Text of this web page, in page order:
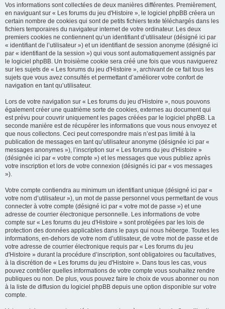
Vos informations sont collectées de deux manières différentes. Premièrement,
en naviguant sur « Les forums du jeu d'Histoire », le logiciel phpBB créera un
certain nombre de cookies qui sont de petits fichiers texte téléchargés dans les
fichiers temporaires du navigateur internet de votre ordinateur. Les deux
premiers cookies ne contiennent qu’un identifiant d’utilisateur (désigné ici par
« identifiant de l’utilisateur ») et un identifiant de session anonyme (désigné ici
par « identifiant de la session ») qui vous sont automatiquement assignés par
le logiciel phpBB. Un troisième cookie sera créé une fois que vous naviguerez
sur les sujets de « Les forums du jeu d'Histoire », archivant de ce fait tous les
sujets que vous avez consultés et permettant d’améliorer votre confort de
navigation en tant qu’utilisateur.
Lors de votre navigation sur « Les forums du jeu d'Histoire », nous pouvons
également créer une quatrième sorte de cookies, externes au document qui
est prévu pour couvrir uniquement les pages créées par le logiciel phpBB. La
seconde manière est de récupérer les informations que vous nous envoyez et
que nous collectons. Ceci peut correspondre mais n’est pas limité à la
publication de messages en tant qu’utilisateur anonyme (désignée ici par «
messages anonymes »), l’inscription sur « Les forums du jeu d'Histoire »
(désignée ici par « votre compte ») et les messages que vous publiez après
votre inscription et lors de votre connexion (désignés ici par « vos messages
»).
Votre compte contiendra au minimum un identifiant unique (désigné ici par «
votre nom d’utilisateur »), un mot de passe personnel vous permettant de vous
connecter à votre compte (désigné ici par « votre mot de passe ») et une
adresse de courrier électronique personnelle. Les informations de votre
compte sur « Les forums du jeu d'Histoire » sont protégées par les lois de
protection des données applicables dans le pays qui nous héberge. Toutes les
informations, en-dehors de votre nom d’utilisateur, de votre mot de passe et de
votre adresse de courrier électronique requis par « Les forums du jeu
d'Histoire » durant la procédure d’inscription, sont obligatoires ou facultatives,
à la discrétion de « Les forums du jeu d'Histoire ». Dans tous les cas, vous
pouvez contrôler quelles informations de votre compte vous souhaitez rendre
publiques ou non. De plus, vous pouvez faire le choix de vous abonner ou non
à la liste de diffusion du logiciel phpBB depuis une option disponible sur votre
compte.